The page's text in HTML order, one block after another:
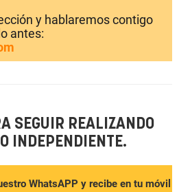
y hablaremos contigo
antes:
SEGUIR REALIZANDO
INDEPENDIENTE.
WhatsAPP y recibe en tu móvil